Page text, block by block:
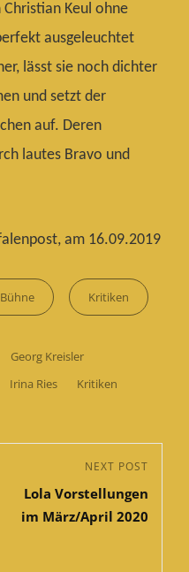
Keul ohne
ausgeleuchtet
lässt sie noch dichter
und setzt der
auf. Deren
lautes Bravo und
am 16.09.2019
Kritiken
Georg Kreisler
Irina Ries Kritiken
Post
NEXT POST
Lola Vorstellungen
im März/April 2020